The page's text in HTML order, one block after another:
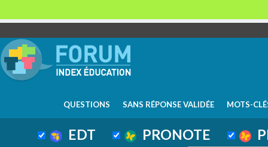
QUESTIONS SANS RÉPONSE VALIDÉE MOTS-
EDT PRONOTE